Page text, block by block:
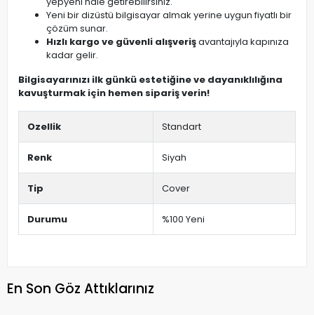
Yeni bir dizüstü bilgisayar almak yerine uygun fiyatlı bir
çözüm sunar.
Hızlı kargo ve güvenli alışverişavantajıyla kapınıza
kadar gelir.
Bilgisayarınızı ilk günkü estetiğine ve dayanıklılığına
kavuşturmak için hemen sipariş verin!
Ozellik Standart
Renk Siyah
Tip Cover
Durumu %100 Yeni
En Son Göz Attıklarınız